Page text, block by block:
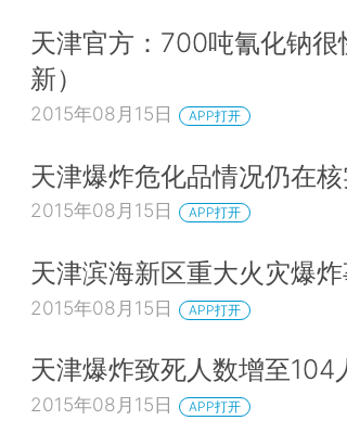
天津官方：700吨氰化钠
新）
2015年08月15日 APP打开
天津爆炸危化品情况仍在
2015年08月15日 APP打开
天津滨海新区重大火灾爆
2015年08月15日 APP打开
天津爆炸致死人数增至104
2015年08月15日 APP打开